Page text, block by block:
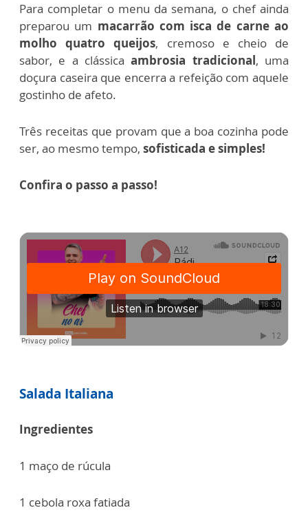
Para completar o menu da semana, o chef ainda
preparou um macarrão com isca de carne ao
molho quatro queijos, cremoso e cheio de
sabor, e a clássica ambrosia tradicional, uma
doçura caseira que encerra a refeição com aquele
gostinho de afeto.
Três receitas que provam que a boa cozinha pode
ser, ao mesmo tempo, sofisticada e simples!
Confira o passo a passo!
Salada Italiana
Ingredientes
1 maço de rúcula
1 cebola roxa fatiada